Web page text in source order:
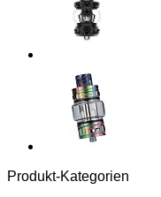
Produkt-Kategorien